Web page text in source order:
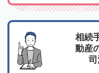
相続
動産